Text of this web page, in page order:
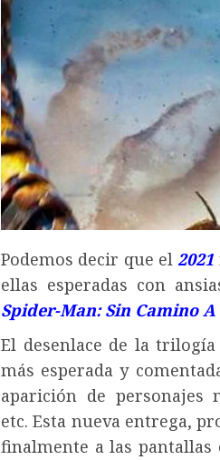
Podemos decir que el 2021
ellas esperadas con
Spider-Man: Sin Camino A
El desenlace de la trilogía
más esperada y
aparición de personajes
etc. Esta nueva entrega,
finalmente a las pantallas